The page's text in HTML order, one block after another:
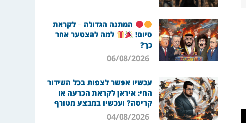
המתנה הגדולה – לקראת
סיום!
למה להצטער אחר
כך?
06/08/2026
עכשיו אפשר לצפות בכל השידור
החי: איראן לקראת הכרעה או
קריסה? ועכשיו במבצע מטורף
04/08/2026